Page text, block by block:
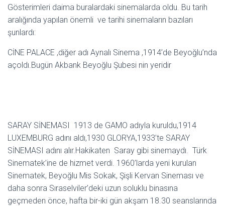
Gösterimleri daima buralardaki sinemalarda oldu. Bu tarih
aralığında yapılan önemli ve tarihi sinemaların bazıları
şunlardı:
CİNE PALACE ,diğer adı Aynalı Sinema ,1914’de Beyoğlu’nda
açoldı.Bugün Akbank Beyoğlu Şubesi nin yeridir
SARAY SİNEMASI 1913 de GAMO adıyla kuruldu,1914
LUXEMBURG adını aldı,1930 GLORYA,1933’te SARAY
SİNEMASI adını alır.Hakikaten Saray gibi sinemaydı. Türk
Sinematek’ine de hizmet verdi. 1960’larda yeni kurulan
Sinematek, Beyoğlu Mis Sokak, Şişli Kervan Sineması ve
daha sonra Sıraselviler’deki uzun soluklu binasına
geçmeden önce, hafta bir-iki gün akşam 18.30 seanslarında